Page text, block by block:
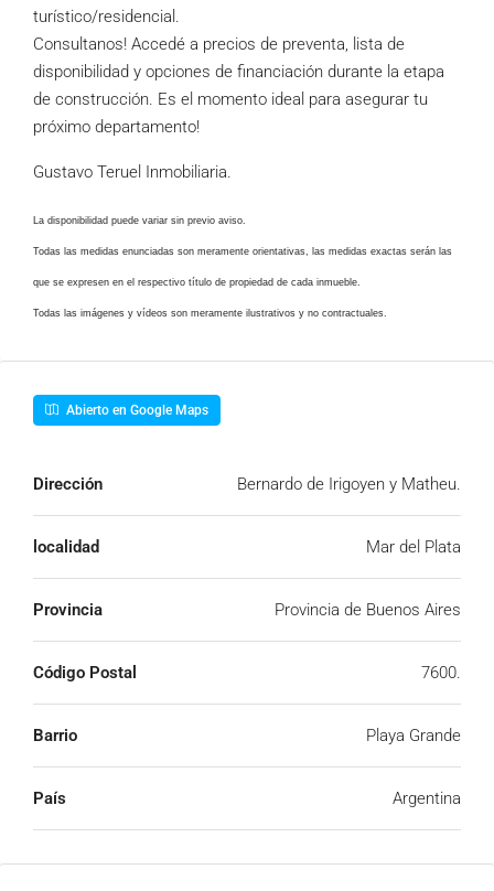
turístico/residencial.
Consultanos! Accedé a precios de preventa, lista de
disponibilidad y opciones de financiación durante la etapa
de construcción. Es el momento ideal para asegurar tu
próximo departamento!
Gustavo Teruel Inmobiliaria.
La disponibilidad puede variar sin previo aviso.
Todas las medidas enunciadas son meramente orientativas, las medidas exactas serán las
que se expresen en el respectivo título de propiedad de cada inmueble.
Todas las imágenes y vídeos son meramente ilustrativos y no contractuales.
Abierto en Google Maps
Dirección Bernardo de Irigoyen y Matheu.
localidad Mar del Plata
Provincia Provincia de Buenos Aires
Código Postal 7600.
Barrio Playa Grande
País Argentina